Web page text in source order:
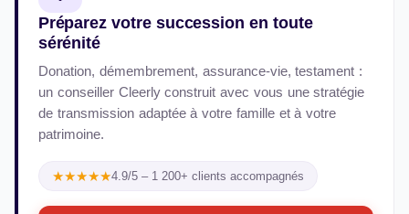
Préparez votre succession en toute
sérénité
Donation, démembrement, assurance-vie, testament :
un conseiller Cleerly construit avec vous une stratégie
de transmission adaptée à votre famille et à votre
patrimoine.
★★★★★4.9/5 – 1 200+ clients accompagnés